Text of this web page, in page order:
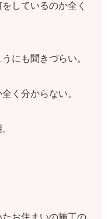
しているのか全く
にも聞きづらい。
く分からない。
お住まいの施工の